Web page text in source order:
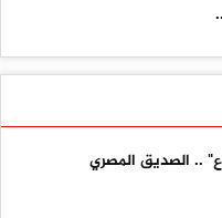
.. الصديق المصري